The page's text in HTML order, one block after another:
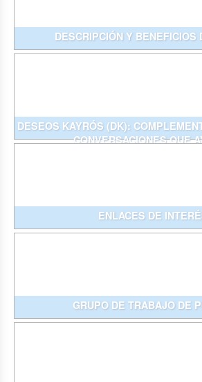
DESCRIPCIÓN Y BENEFICIOS
DESEOS KAYRÓS (DK):
CONVERSACIONES QUE
ENLACES DE
GRUPO DE TRABAJO DE